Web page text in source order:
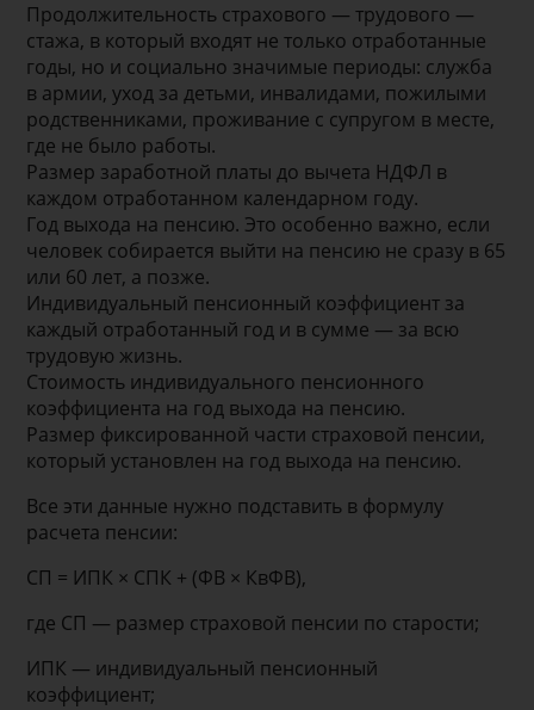
Продолжительность страхового — трудового —
стажа, в который входят не только отработанные
годы, но и социально значимые периоды: служба
в армии, уход за детьми, инвалидами, пожилыми
родственниками, проживание с супругом в месте,
где не было работы.
Размер заработной платы до вычета НДФЛ в
каждом отработанном календарном году.
Год выхода на пенсию. Это особенно важно, если
человек собирается выйти на пенсию не сразу в 65
или 60 лет, а позже.
Индивидуальный пенсионный коэффициент за
каждый отработанный год и в сумме — за всю
трудовую жизнь.
Стоимость индивидуального пенсионного
коэффициента на год выхода на пенсию.
Размер фиксированной части страховой пенсии,
который установлен на год выхода на пенсию.
Все эти данные нужно подставить в формулу
расчета пенсии:
СП = ИПК × СПК + (ФВ × КвФВ),
где СП — размер страховой пенсии по старости;
ИПК — индивидуальный пенсионный
коэффициент;